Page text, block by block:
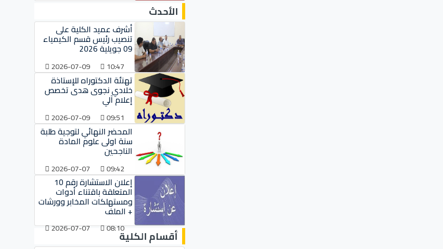
الأحدث
أشرف عميد الكلية على
تنصيب رئيس قسم الكيمياء
09 جويلية 2026
10:47
2026-07-09
تهنئة الدكتوراه للإستاذة
خلادي نجوى هدى تخصص
إعلام آلي
09:51
2026-07-09
المحضر النهائي لتوجية طلبة
سنة اولى علوم المادة
الناجحين
09:42
2026-07-07
إعلان الاستشارة رقم 10
المتعلقة باقتناء أدوات
ومستهلكات المخابر وورشات
+ الملف
08:10
2026-07-07 أقسام الكلية